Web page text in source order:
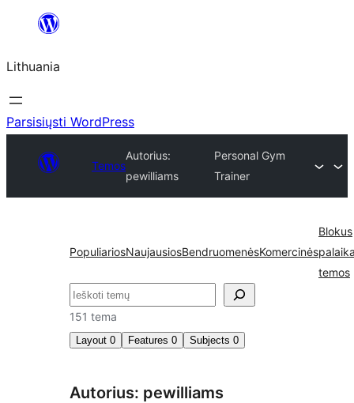
turinio
Lithuania
Parsisiųsti WordPress
Temos
Autorius:
pewilliams
Personal Gym
Trainer
PopuliariosNaujausiosBendruomenėsKomercinės
Blokus
temos
Paieška
151 tema
Layout 0 Features 0 Subjects 0
Autorius: pewilliams